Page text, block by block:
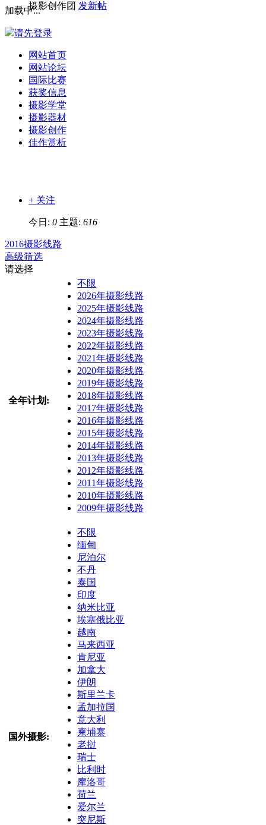
加载中...
请先登录
网站首页
网站论坛
国际比赛
获奖信息
摄影学堂
摄影器材
摄影创作
佳作赏析
摄影创作团 发新帖
+ 关注
今日: 0 主题: 616
2016摄影线路
高级筛选
请选择
全年计划:
不限
2026年摄影线路
2025年摄影线路
2024年摄影线路
2023年摄影线路
2022年摄影线路
2021年摄影线路
2020年摄影线路
2019年摄影线路
2018年摄影线路
2017年摄影线路
2016年摄影线路
2015年摄影线路
2014年摄影线路
2013年摄影线路
2012年摄影线路
2011年摄影线路
2010年摄影线路
2009年摄影线路
国外摄影:
不限
缅甸
尼泊尔
不丹
泰国
印度
纳米比亚
埃塞俄比亚
越南
马来西亚
肯尼亚
加拿大
伊朗
斯里兰卡
孟加拉国
意大利
柬埔寨
老挝
瑞士
比利时
摩洛哥
荷兰
爱尔兰
突尼斯